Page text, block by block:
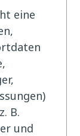
eine
B.
und